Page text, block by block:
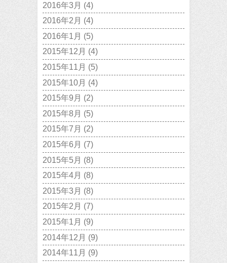
2016年3月 (4)
2016年2月 (4)
2016年1月 (5)
2015年12月 (4)
2015年11月 (5)
2015年10月 (4)
2015年9月 (2)
2015年8月 (5)
2015年7月 (2)
2015年6月 (7)
2015年5月 (8)
2015年4月 (8)
2015年3月 (8)
2015年2月 (7)
2015年1月 (9)
2014年12月 (9)
2014年11月 (9)